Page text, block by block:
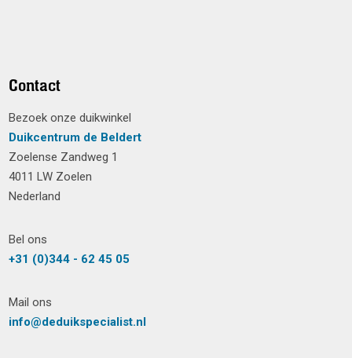
Contact
Bezoek onze duikwinkel
Duikcentrum de Beldert
Zoelense Zandweg 1
4011 LW Zoelen
Nederland
Bel ons
+31 (0)344 - 62 45 05
Mail ons
info@deduikspecialist.nl